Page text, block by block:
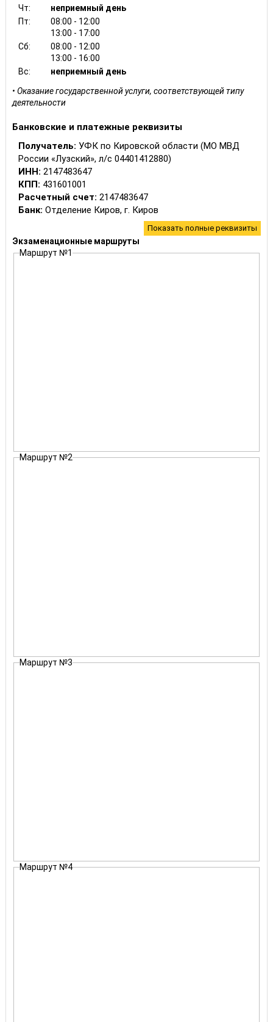
Чт:
неприемный день
Пт:
08:00 - 12:00
13:00 - 17:00
Сб:
08:00 - 12:00
13:00 - 16:00
Вс:
неприемный день
Оказание государственной услуги, соответствующей типу
деятельности
Показать полные реквизиты
Банковские и платежные реквизиты
Получатель: УФК по Кировской области (МО МВД
России «Лузский», л/с 04401412880)
ИНН: 2147483647
КПП: 431601001
Расчетный счет: 2147483647
Банк: Отделение Киров, г. Киров
КБК:
Экзаменационные маршруты
Маршрут №1
Маршрут №2
Маршрут №3
Маршрут №4